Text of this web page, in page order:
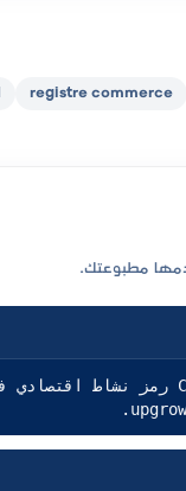
registre commerce